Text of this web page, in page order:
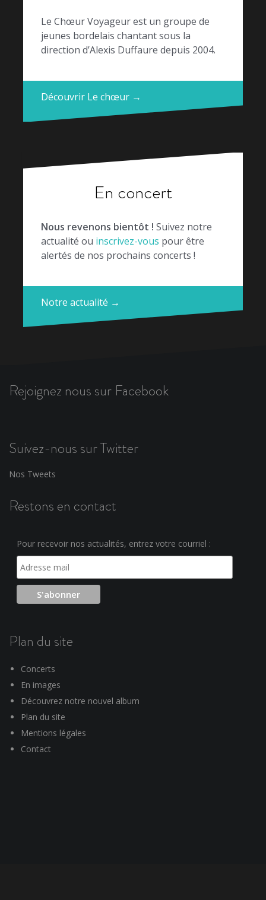
Le Chœur Voyageur est un groupe de
jeunes bordelais chantant sous la
direction d’Alexis Duffaure depuis 2004.
Découvrir Le chœur →
En concert
Nous revenons bientôt ! Suivez notre
actualité ou inscrivez-vous pour être
alertés de nos prochains concerts !
Notre actualité →
Rejoignez nous sur Facebook
Suivez-nous sur Twitter
Nos Tweets
Restons en contact
Pour recevoir nos actualités, entrez votre courriel :
Plan du site
Concerts
En images
Découvrez notre nouvel album
Plan du site
Mentions légales
Contact